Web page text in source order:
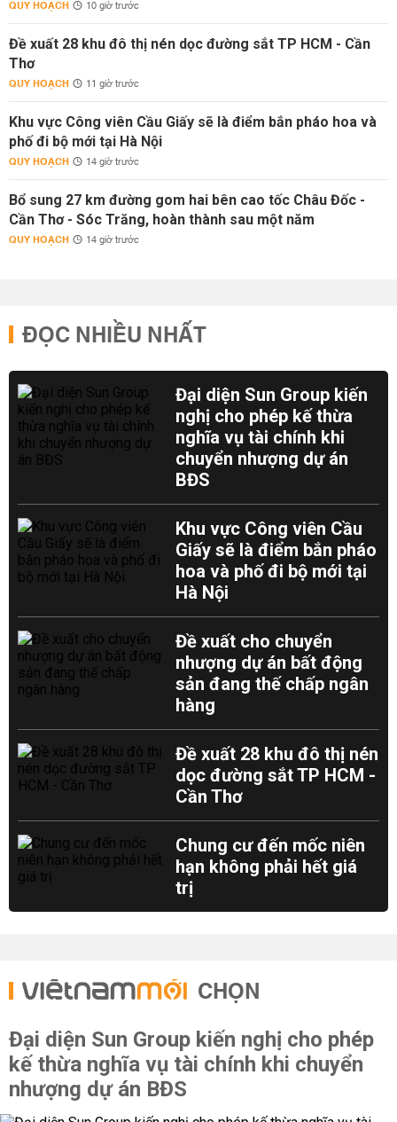
QUY HOẠCH 10 giờ trước
Đề xuất 28 khu đô thị nén dọc đường sắt TP HCM - Cần
Thơ
QUY HOẠCH 11 giờ trước
Khu vực Công viên Cầu Giấy sẽ là điểm bắn pháo hoa và
phố đi bộ mới tại Hà Nội
QUY HOẠCH 14 giờ trước
Bổ sung 27 km đường gom hai bên cao tốc Châu Đốc -
Cần Thơ - Sóc Trăng, hoàn thành sau một năm
QUY HOẠCH 14 giờ trước
ĐỌC NHIỀU NHẤT
Đại diện Sun Group kiến
nghị cho phép kế thừa
nghĩa vụ tài chính khi
chuyển nhượng dự án
BĐS
Khu vực Công viên Cầu
Giấy sẽ là điểm bắn pháo
hoa và phố đi bộ mới tại
Hà Nội
Đề xuất cho chuyển
nhượng dự án bất động
sản đang thế chấp ngân
hàng
Đề xuất 28 khu đô thị nén
dọc đường sắt TP HCM -
Cần Thơ
Chung cư đến mốc niên
hạn không phải hết giá
trị
CHỌN
Đại diện Sun Group kiến nghị cho phép
kế thừa nghĩa vụ tài chính khi chuyển
nhượng dự án BĐS